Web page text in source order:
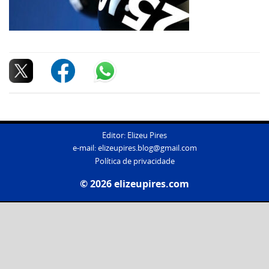
Editor: Elizeu Pires
e-mail:elizeupires.blog@gmail.com
Política de privacidade
© 2026 elizeupires.com